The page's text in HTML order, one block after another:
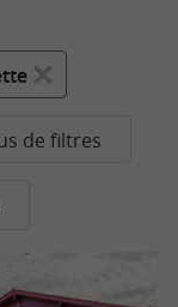
de filtres